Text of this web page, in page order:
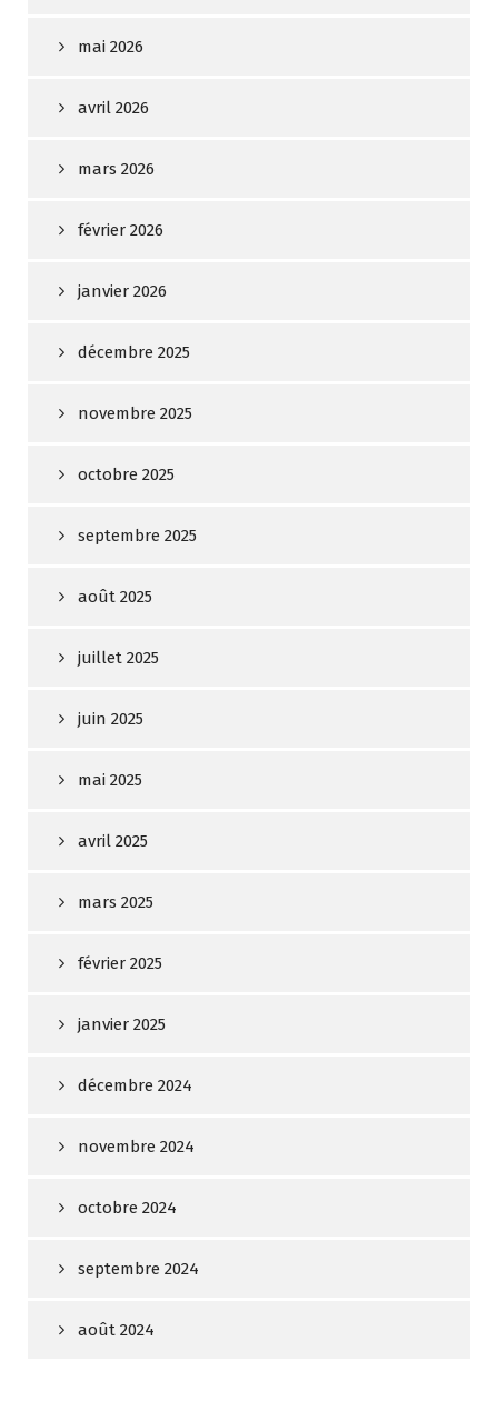
mai 2026
avril 2026
mars 2026
février 2026
janvier 2026
décembre 2025
novembre 2025
octobre 2025
septembre 2025
août 2025
juillet 2025
juin 2025
mai 2025
avril 2025
mars 2025
février 2025
janvier 2025
décembre 2024
novembre 2024
octobre 2024
septembre 2024
août 2024